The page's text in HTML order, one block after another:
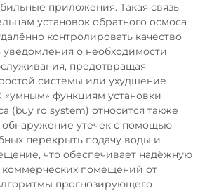
приложения. Такая связь
установок обратного осмоса
контролировать качество
уведомления о необходимости
предотвращая
системы или ухудшение
«умным» функциям установки
(buy ro system) относится также
обнаружение утечек с помощью
перекрыть подачу воды и
что обеспечивает надёжную
помещений от
прогнозирующего